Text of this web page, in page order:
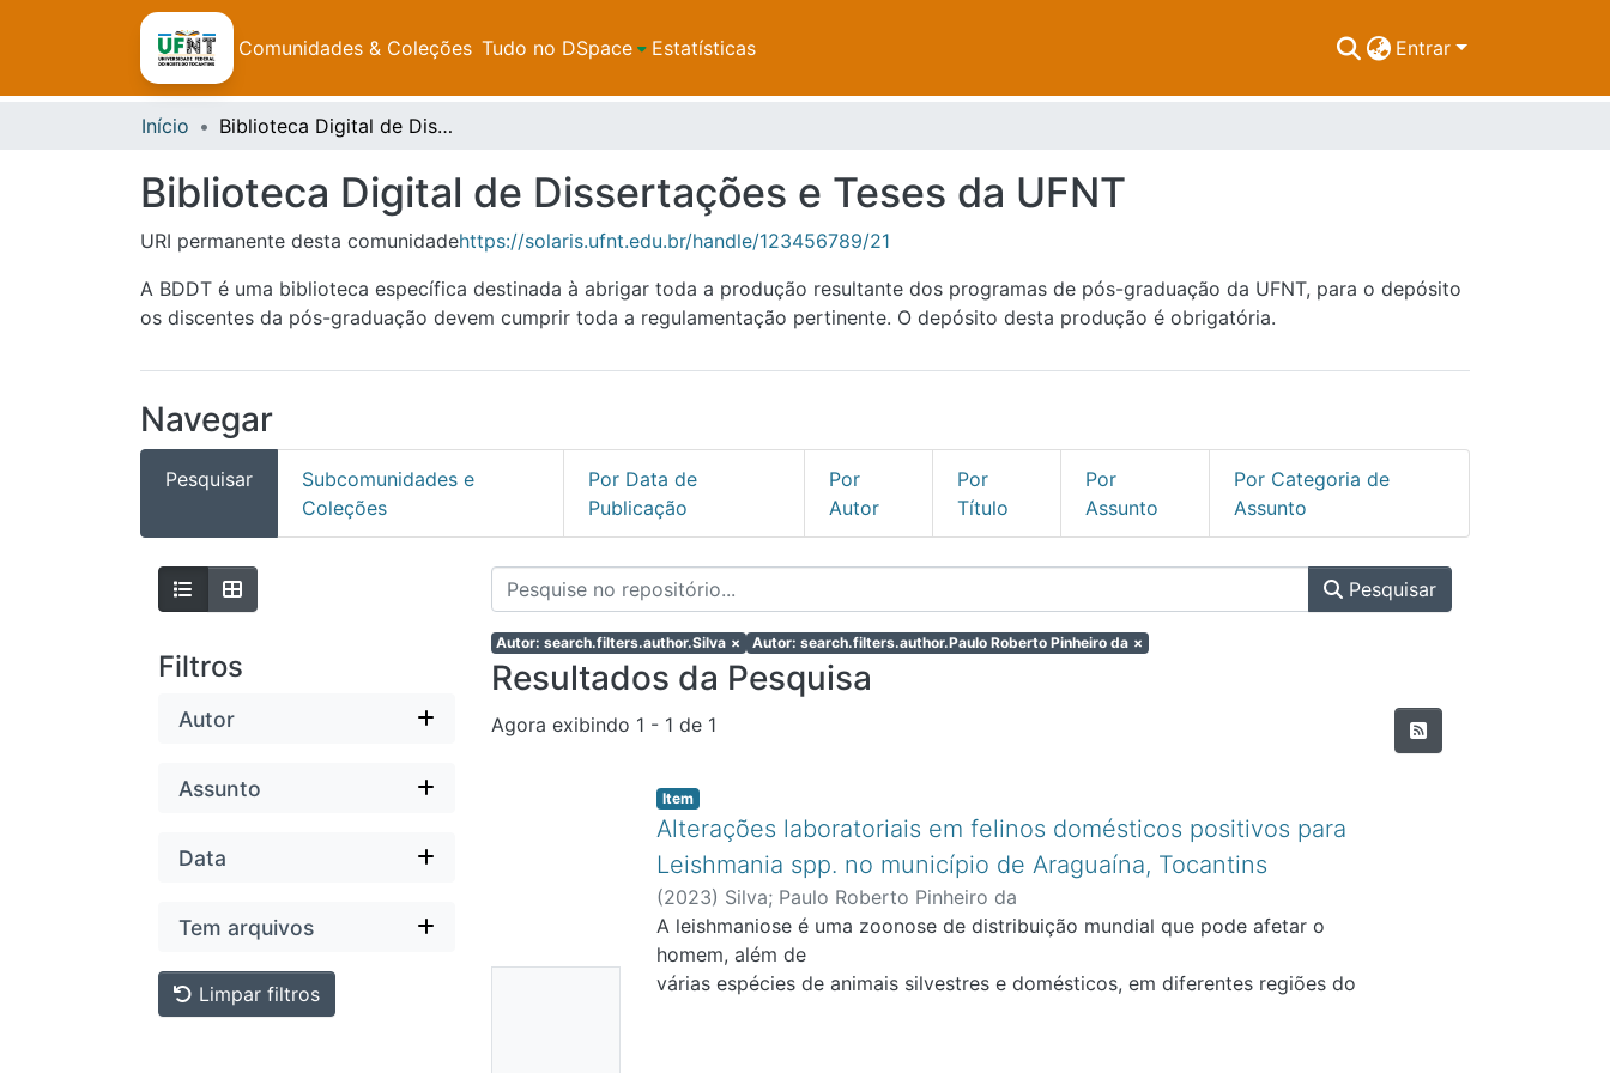
Comunidades & Coleções Tudo no DSpace Estatísticas Entrar
Início Biblioteca Digital de Dissertações e Teses da UFNT
Biblioteca Digital de Dissertações e Teses da UFNT
URI permanente desta comunidadehttps://solaris.ufnt.edu.br/handle/123456789/21
A BDDT é uma biblioteca específica destinada à abrigar toda a produção resultante dos programas de pós-graduação da UFNT, para o depósito
os discentes da pós-graduação devem cumprir toda a regulamentação pertinente. O depósito desta produção é obrigatória.
Navegar
Pesquisar
Subcomunidades e
Coleções
Por Data de
Publicação
Por
Autor
Por
Título
Por
Assunto
Por Categoria de
Assunto
Filtros
Autor
Assunto
Data
Tem arquivos
Limpar filtros
Pesquisar
Autor: search.filters.author.Silva × Autor: search.filters.author.Paulo Roberto Pinheiro da ×
Resultados da Pesquisa
Agora exibindo 1 - 1 de 1
Item
Alterações laboratoriais em felinos domésticos positivos para
Leishmania spp. no município de Araguaína, Tocantins
(2023) Silva; Paulo Roberto Pinheiro da
A leishmaniose é uma zoonose de distribuição mundial que pode afetar o
homem, além de
várias espécies de animais silvestres e domésticos, em diferentes regiões do